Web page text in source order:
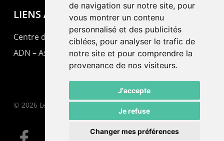
de navigation sur notre site, pour
vous montrer un contenu
personnalisé et des publicités
ciblées, pour analyser le trafic de
notre site et pour comprendre la
provenance de nos visiteurs.
J'accepte
Je refuse
Changer mes préférences
LIENS AMIS
Centre de culture ABC
ADN – Association Danse Neuchâtel
© 2026 Le Pommier.
facebook email